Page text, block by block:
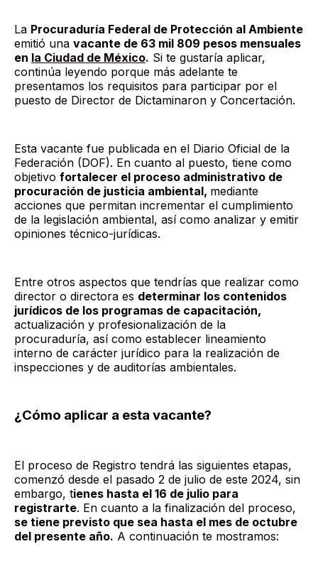
La Procuraduría Federal de Protección al Ambiente
emitió una vacante de 63 mil 809 pesos mensuales
en la Ciudad de México. Si te gustaría aplicar,
continúa leyendo porque más adelante te
presentamos los requisitos para participar por el
puesto de Director de Dictaminaron y Concertación.
Esta vacante fue publicada en el Diario Oficial de la
Federación (DOF). En cuanto al puesto, tiene como
objetivo fortalecer el proceso administrativo de
procuración de justicia ambiental, mediante
acciones que permitan incrementar el cumplimiento
de la legislación ambiental, así como analizar y emitir
opiniones técnico-jurídicas.
Entre otros aspectos que tendrías que realizar como
director o directora es determinar los contenidos
jurídicos de los programas de capacitación,
actualización y profesionalización de la
procuraduría, así como establecer lineamiento
interno de carácter jurídico para la realización de
inspecciones y de auditorías ambientales.
¿Cómo aplicar a esta vacante?
El proceso de Registro tendrá las siguientes etapas,
comenzó desde el pasado 2 de julio de este 2024, sin
embargo, tienes hasta el 16 de julio para
registrarte. En cuanto a la finalización del proceso,
se tiene previsto que sea hasta el mes de octubre
del presente año. A continuación te mostramos: